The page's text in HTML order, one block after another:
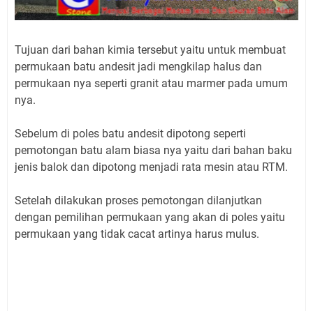
Tujuan dari bahan kimia tersebut yaitu untuk membuat
permukaan batu andesit jadi mengkilap halus dan
permukaan nya seperti granit atau marmer pada umum
nya.
Sebelum di poles batu andesit dipotong seperti
pemotongan batu alam biasa nya yaitu dari bahan baku
jenis balok dan dipotong menjadi rata mesin atau RTM.
Setelah dilakukan proses pemotongan dilanjutkan
dengan pemilihan permukaan yang akan di poles yaitu
permukaan yang tidak cacat artinya harus mulus.